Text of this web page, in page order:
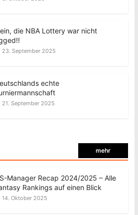
die NBA Lottery war nicht
23. September 2025
echte
21. September 2025
mehr
Manager Recap 2024/2025 – Alle
Rankings auf einen Blick
14. Oktober 2025